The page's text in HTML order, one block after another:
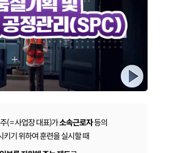
( = 사업장 대표)가소속근로자등의
키기 위하여 훈련을 실시할 때